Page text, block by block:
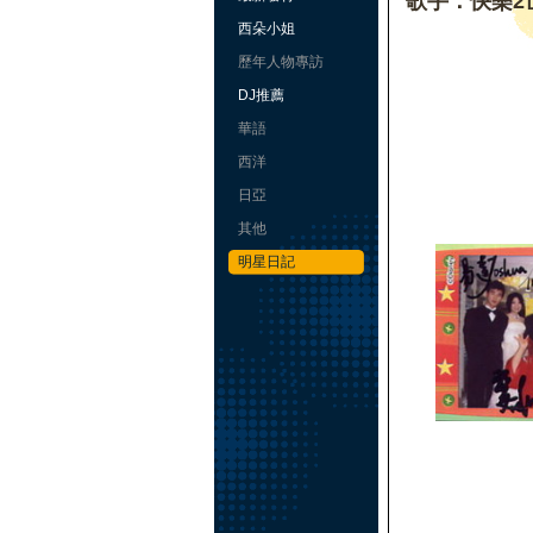
西朵小姐
歷年人物專訪
DJ推薦
華語
西洋
日亞
其他
明星日記